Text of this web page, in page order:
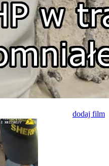
dodaj film